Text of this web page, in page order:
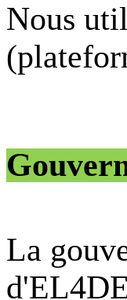
Nous
La